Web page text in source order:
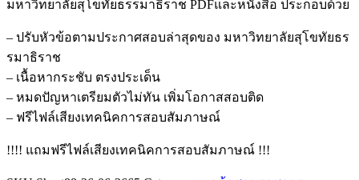
วิชาการ
ช่าง
ศิลป์
มหาวิทยาลัย
สุโขทัย
ธร
ราช
มหาวิทยาลัยสุโขทัยธรรมาธิราช PDFและหนังสือ ประกอบด้วย
– ปรับหัวข้อตามประกาศสอบล่าสุดของ มหาวิทยาลัยสุโขทัยธร
รมาธิราช
– เนื้อหากระชับ ตรงประเด็น
– หมดปัญหาเตรียมตัวไม่ทัน เพิ่มโอกาสสอบติด
– ฟรีไฟล์เสียงเทคนิคการสอบสัมภาษณ์
!!!! แถมฟรีไฟล์เสียงเทคนิคการสอบสัมภาษณ์ !!!